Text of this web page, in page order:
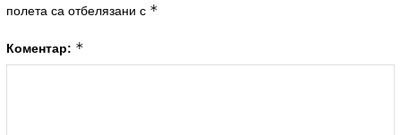
полета са отбелязани с *
Коментар: *